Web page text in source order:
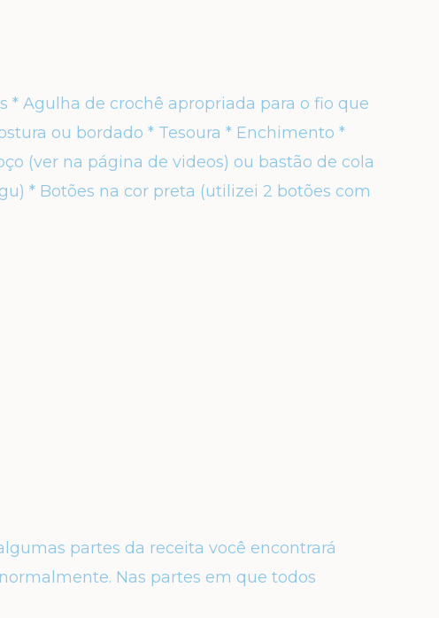
* Agulha de crochê apropriada para o fio que
ou bordado * Tesoura * Enchimento *
(ver na página de videos) ou bastão de cola
* Botões na cor preta (utilizei 2 botões com
partes da receita você encontrará
Nas partes em que todos